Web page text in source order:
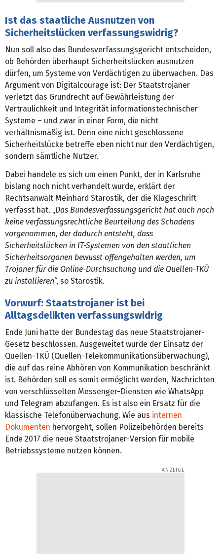
Ist das staatliche Ausnutzen von
Sicherheitslücken verfassungswidrig?
Nun soll also das Bundesverfassungsgericht entscheiden,
ob Behörden überhaupt Sicherheitslücken ausnutzen
dürfen, um Systeme von Verdächtigen zu überwachen. Das
Argument von Digitalcourage ist: Der Staatstrojaner
verletzt das Grundrecht auf Gewährleistung der
Vertraulichkeit und Integrität informationstechnischer
Systeme – und zwar in einer Form, die nicht
verhältnismäßig ist. Denn eine nicht geschlossene
Sicherheitslücke betreffe eben nicht nur den Verdächtigen,
sondern sämtliche Nutzer.
Dabei handele es sich um einen Punkt, der in Karlsruhe
bislang noch nicht verhandelt wurde, erklärt der
Rechtsanwalt Meinhard Starostik, der die Klageschrift
verfasst hat. „ Das Bundesverfassungsgericht hat auch noch
keine verfassungsrechtliche Beurteilung des Schadens
vorgenommen, der dadurch entsteht, dass
Sicherheitslücken in IT-Systemen von den staatlichen
Sicherheitsorganen bewusst offengehalten werden, um
Trojaner für die Online-Durchsuchung und die Quellen-TKÜ
zu installieren“, so Starostik.
Vorwurf: Staatstrojaner ist bei
Alltagsdelikten verfassungswidrig
Ende Juni hatte der Bundestag das neue Staatstrojaner-
Gesetz beschlossen. Ausgeweitet wurde der Einsatz der
Quellen-TKÜ (Quellen-Telekommunikationsüberwachung),
die auf das reine Abhören von Kommunikation beschränkt
ist. Behörden soll es somit ermöglicht werden, Nachrichten
von verschlüsselten Messenger-Diensten wie WhatsApp
und Telegram abzufangen. Es ist also ein Ersatz für die
klassische Telefonüberwachung. Wie aus internen
Dokumenten hervorgeht, sollen Polizeibehörden bereits
Ende 2017 die neue Staatstrojaner-Version für mobile
Betriebssysteme nutzen können.